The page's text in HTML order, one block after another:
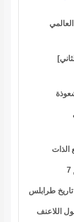
الذات
طرابلس
اللاعنف